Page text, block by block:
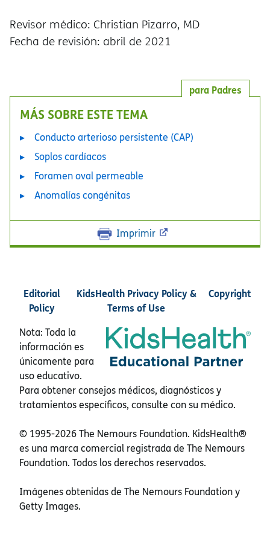
Revisor médico: Christian Pizarro, MD
Fecha de revisión: abril de 2021
para Padres
MÁS SOBRE ESTE TEMA
Conducto arterioso persistente (CAP)
Soplos cardíacos
Foramen oval permeable
Anomalías congénitas
Imprimir
Editorial
Policy
KidsHealth Privacy Policy &
Terms of Use
Copyright
Nota: Toda la
información es
únicamente para
uso educativo.
Para obtener consejos médicos, diagnósticos y
tratamientos específicos, consulte con su médico.
© 1995-2026 The Nemours Foundation. KidsHealth®
es una marca comercial registrada de The Nemours
Foundation. Todos los derechos reservados.
Imágenes obtenidas de The Nemours Foundation y
Getty Images.